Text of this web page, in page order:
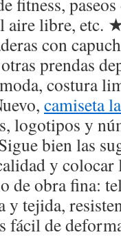
aire libre, etc.
con
prendas
costura
camiseta
logotipos y
bien las
y colocar
de obra fina:
tejida,
fácil de